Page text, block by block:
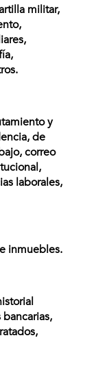
militar,
y
de
correo
laborales,
inmuebles.